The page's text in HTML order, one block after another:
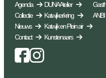
Agenda
Collectie
Nieuws
Contact
Facebook Instagram
DUNA Atelier
Katwijkerkring
Katwijk en Plein air
Kunstenaars
ANBI